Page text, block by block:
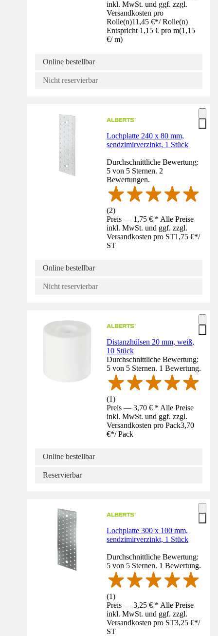
inkl. MwSt. und ggf. zzgl.
Versandkosten pro
Rolle(n)11,45 €*/ Rolle(n)
Entspricht 1,15 € pro m(1,15
€/ m)
Online bestellbar
Nicht reservierbar
Lochplatte 240 x 80 mm,
sendzimirverzinkt, 1 Stück
Durchschnittliche Bewertung:
5 von 5 Sternen. 2
Bewertungen.
(2)
Preis — 1,75 € * Alle Preise
inkl. MwSt. und ggf. zzgl.
Versandkosten pro ST1,75 €*/
ST
Online bestellbar
Nicht reservierbar
Distanzhülsen 20 mm, weiß,
10 Stück
Durchschnittliche Bewertung:
5 von 5 Sternen. 1 Bewertung.
(1)
Preis — 3,70 € * Alle Preise
inkl. MwSt. und ggf. zzgl.
Versandkosten pro Pack3,70
€*/ Pack
Online bestellbar
Reservierbar
Lochplatte 300 x 100 mm,
sendzimirverzinkt, 1 Stück
Durchschnittliche Bewertung:
5 von 5 Sternen. 1 Bewertung.
(1)
Preis — 3,25 € * Alle Preise
inkl. MwSt. und ggf. zzgl.
Versandkosten pro ST3,25 €*/
ST